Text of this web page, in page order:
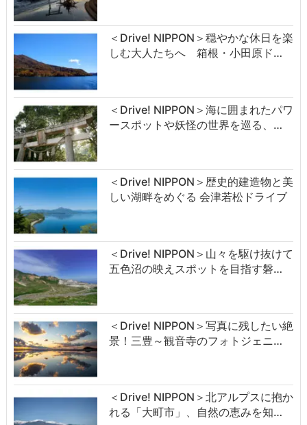
＜Drive! NIPPON＞穏やかな休日を楽
しむ大人たちへ 箱根・小田原ド…
＜Drive! NIPPON＞海に囲まれたパワ
ースポットや妖怪の世界を巡る、…
＜Drive! NIPPON＞歴史的建造物と美
しい湖畔をめぐる 会津若松ドライブ
＜Drive! NIPPON＞山々を駆け抜けて
五色沼の映えスポットを目指す磐…
＜Drive! NIPPON＞写真に残したい絶
景！三豊～観音寺のフォトジェニ…
＜Drive! NIPPON＞北アルプスに抱か
れる「大町市」、自然の恵みを知…